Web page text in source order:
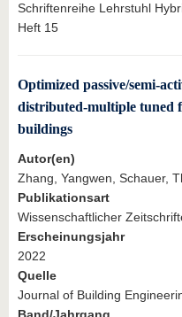
Schriftenreihe Lehrstuhl
Heft 15
Optimized passive/semi-
distributed-multiple tuned
buildings
Autor(en)
Zhang, Yangwen, Schauer,
Publikationsart
Wissenschaftlicher
Erscheinungsjahr
2022
Quelle
Journal of Building